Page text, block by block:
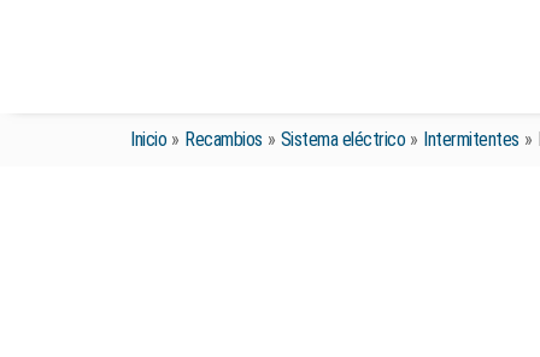
Inicio» Recambios » Sistema eléctrico» Intermitentes »